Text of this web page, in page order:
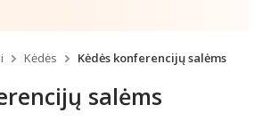
Kėdės Kėdės konferencijų salėms
salėms